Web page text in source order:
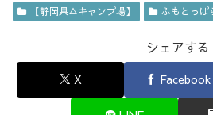
【静岡県△キャンプ場】 ふもとっぱ
シェアする
X Facebook